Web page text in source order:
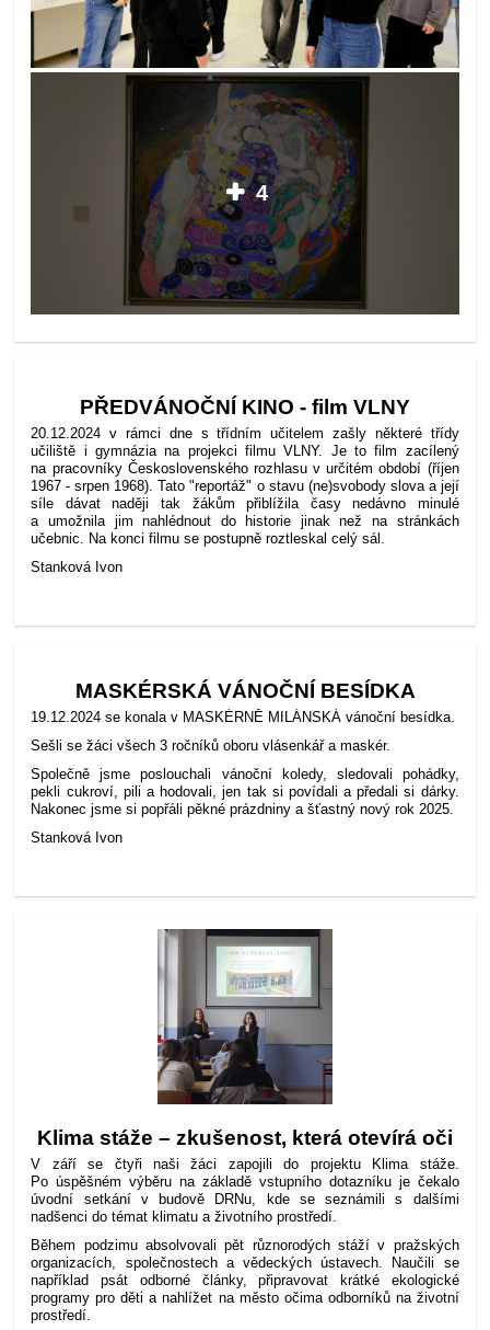
4
PŘEDVÁNOČNÍ KINO - film VLNY
20.12.2024 v rámci dne s třídním učitelem zašly některé třídy
učiliště i gymnázia na projekci filmu VLNY. Je to film zacílený
na pracovníky Československého rozhlasu v určitém období (říjen
1967 - srpen 1968). Tato "reportáž" o stavu (ne)svobody slova a její
síle dávat naději tak žákům přiblížila časy nedávno minulé
a umožnila jim nahlédnout do historie jinak než na stránkách
učebnic. Na konci filmu se postupně roztleskal celý sál.
Stanková Ivon
MASKÉRSKÁ VÁNOČNÍ BESÍDKA
19.12.2024 se konala v MASKÉRNĚ MILÁNSKÁ vánoční besídka.
Sešli se žáci všech 3 ročníků oboru vlásenkář a maskér.
Společně jsme poslouchali vánoční koledy, sledovali pohádky,
pekli cukroví, pili a hodovali, jen tak si povídali a předali si dárky.
Nakonec jsme si popřáli pěkné prázdniny a šťastný nový rok 2025.
Stanková Ivon
Klima stáže – zkušenost, která otevírá oči
V září se čtyři naši žáci zapojili do projektu Klima stáže.
Po úspěšném výběru na základě vstupního dotazníku je čekalo
úvodní setkání v budově DRNu, kde se seznámili s dalšími
nadšenci do témat klimatu a životního prostředí.
Během podzimu absolvovali pět různorodých stáží v pražských
organizacích, společnostech a vědeckých ústavech. Naučili se
například psát odborné články, připravovat krátké ekologické
programy pro děti a nahlížet na město očima odborníků na životní
prostředí.